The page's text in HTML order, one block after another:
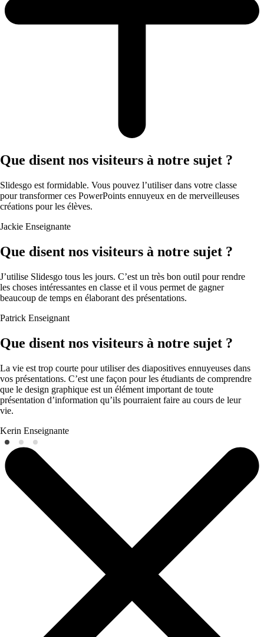
Que disent nos visiteurs à notre sujet ?
Slidesgo est formidable. Vous pouvez l’utiliser dans votre classe
pour transformer ces PowerPoints ennuyeux en de merveilleuses
créations pour les élèves.
Jackie Enseignante
Que disent nos visiteurs à notre sujet ?
J’utilise Slidesgo tous les jours. C’est un très bon outil pour rendre
les choses intéressantes en classe et il vous permet de gagner
beaucoup de temps en élaborant des présentations.
Patrick Enseignant
Que disent nos visiteurs à notre sujet ?
La vie est trop courte pour utiliser des diapositives ennuyeuses dans
vos présentations. C’est une façon pour les étudiants de comprendre
que le design graphique est un élément important de toute
présentation d’information qu’ils pourraient faire au cours de leur
vie.
Kerin Enseignante